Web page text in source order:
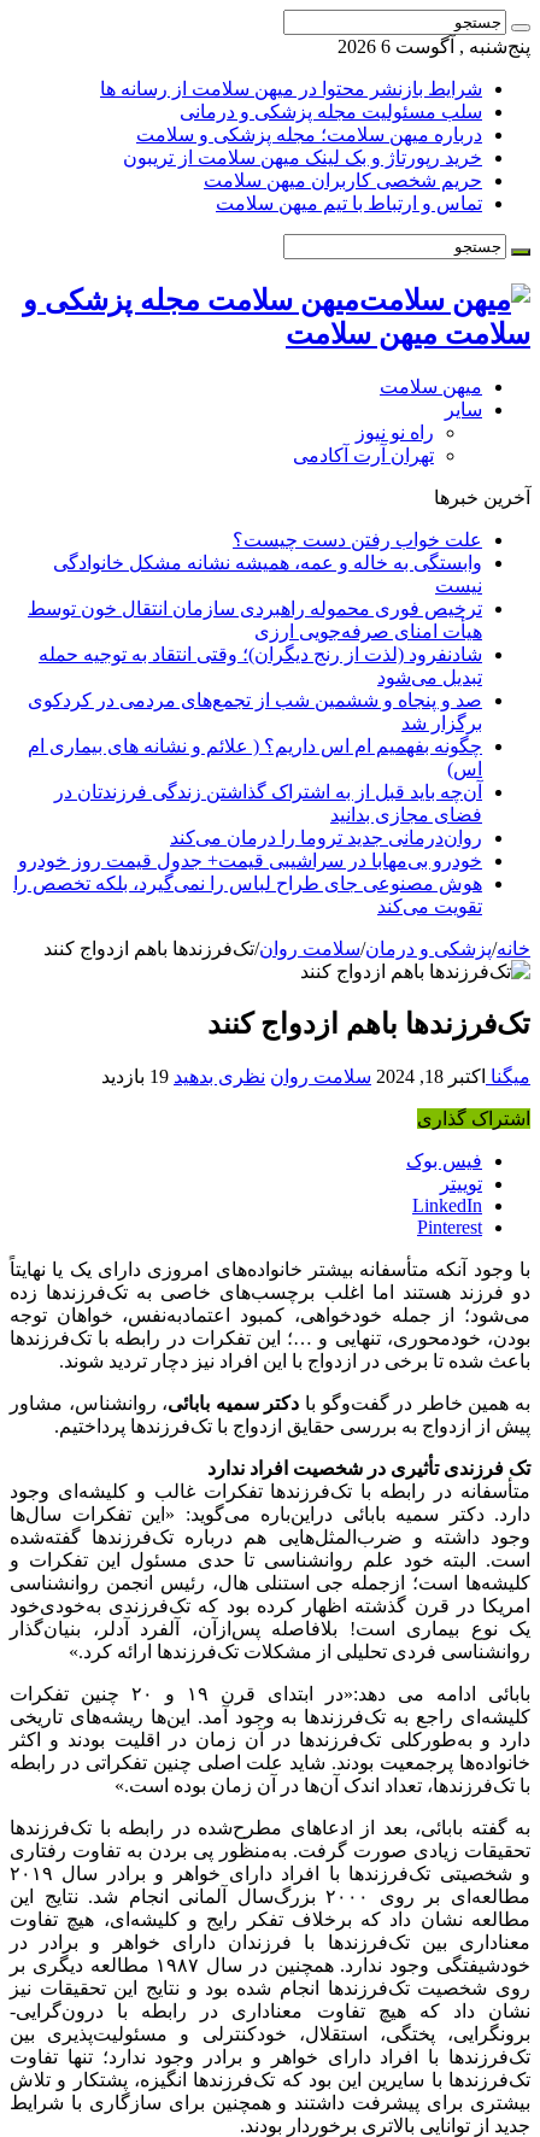
پنج‌شنبه , آگوست 6 2026
شرایط بازنشر محتوا در میهن سلامت از رسانه ها
سلب مسئولیت مجله پزشکی و درمانی
درباره میهن سلامت؛ مجله پزشکی و سلامت
خرید رپورتاژ و بک لینک میهن سلامت از تریبون
حریم شخصی کاربران میهن سلامت
تماس و ارتباط با تیم میهن سلامت
میهن سلامت مجله پزشکی و
سلامت میهن سلامت
میهن سلامت
سایر
راه نو نیوز
تهران آرت آکادمی
آخرین خبرها
علت خواب رفتن دست چیست؟
وابستگی به خاله و عمه، همیشه نشانه مشکل خانوادگی
نیست
ترخیص فوری محموله راهبردی سازمان انتقال خون توسط
هیأت امنای صرفه‌جویی ارزی
شادنفرود (لذت از رنج دیگران)؛ وقتی انتقاد به توجیه حمله
تبدیل می‌شود
صد و پنجاه‌ و ششمین شب از تجمع‌های مردمی در کردکوی
برگزار شد
چگونه بفهمیم ام اس داریم؟ ( علائم و نشانه های بیماری ام
اس)
آن‌چه باید قبل از به اشتراک گذاشتن زندگی فرزندتان در
فضای مجازی بدانید
روان‌درمانی جدید تروما را درمان می‌کند
خودرو بی‌مهابا در سراشیبی قیمت+ جدول قیمت روز خودرو
هوش مصنوعی جای طراح لباس را نمی‌گیرد، بلکه تخصص را
تقویت می‌کند
خانه/پزشکی و درمان/سلامت روان/تک‌فرزندها باهم ازدواج کنند
تک‌فرزندها باهم ازدواج کنند
میگنا اکتبر 18, 2024 سلامت روان نظری بدهید 19 بازدید
اشتراک گذاری
فیس بوک
توییتر
LinkedIn
Pinterest
با وجود آنکه متأسفانه بیشتر خانواده‌های امروزی دارای یک یا نهایتاً
دو فرزند هستند اما اغلب برچسب‌های خاصی به تک‌فرزندها زده
می‌شود؛ از جمله خودخواهی، کمبود اعتمادبه‌نفس، خواهان توجه
بودن، خودمحوری، تنهایی و …؛ این تفکرات در رابطه با تک‌فرزندها
باعث شده تا برخی در ازدواج با این افراد نیز دچار تردید شوند.
به همین خاطر در گفت‌وگو با دکتر سمیه بابائی، روانشناس، مشاور
پیش از ازدواج به بررسی حقایق ازدواج با تک‌فرزندها پرداختیم.
تک فرزندی تأثیری در شخصیت افراد ندارد
متأسفانه در رابطه با تک‌فرزندها تفکرات غالب و کلیشه‌ای وجود
دارد. دکتر سمیه بابائی دراین‌باره می‌گوید: «این تفکرات سال‌ها
وجود داشته و ضرب‌المثل‌هایی هم درباره تک‌فرزندها گفته‌شده
است. البته خود علم روانشناسی تا حدی مسئول این تفکرات و
کلیشه‌ها است؛ ازجمله جی استنلی هال، رئیس انجمن روانشناسی
امریکا در قرن گذشته اظهار کرده بود که تک‌فرزندی به‌خودی‌خود
یک نوع بیماری است! بلافاصله پس‌ازآن، آلفرد آدلر، بنیان‌گذار
روانشناسی فردی تحلیلی از مشکلات تک‌فرزندها ارائه کرد.»
بابائی ادامه می دهد:«در ابتدای قرن ۱۹ و ۲۰ چنین تفکرات
کلیشه‌ای راجع به تک‌فرزندها به وجود آمد. این‌ها ریشه‌های تاریخی
دارد و به‌طورکلی تک‌فرزندها در آن زمان در اقلیت بودند و اکثر
خانواده‌ها پرجمعیت بودند. شاید علت اصلی چنین تفکراتی در رابطه
با تک‌فرزندها، تعداد اندک آن‌ها در آن زمان بوده است.»
به گفته بابائی، بعد از ادعاهای مطرح‌شده در رابطه با تک‌فرزندها
تحقیقات زیادی صورت گرفت. به‌منظور پی بردن به تفاوت رفتاری
و شخصیتی تک‌فرزندها با افراد دارای خواهر و برادر سال ۲۰۱۹
مطالعه‌ای بر روی ۲۰۰۰ بزرگ‌سال آلمانی انجام شد. نتایج این
مطالعه نشان داد که برخلاف تفکر رایج و کلیشه‌ای، هیچ تفاوت
معناداری بین تک‌فرزندها با فرزندان دارای خواهر و برادر در
خودشیفتگی وجود ندارد. همچنین در سال ۱۹۸۷ مطالعه دیگری بر
روی شخصیت تک‌فرزندها انجام شده بود و نتایج این تحقیقات نیز
نشان داد که هیچ تفاوت معناداری در رابطه با درون‌گرایی-
برونگرایی، پختگی، استقلال، خودکنترلی و مسئولیت‌پذیری بین
تک‌فرزندها با افراد دارای خواهر و برادر وجود ندارد؛ تنها تفاوت
تک‌فرزندها با سایرین این بود که تک‌فرزندها انگیزه، پشتکار و تلاش
بیشتری برای پیشرفت داشتند و همچنین برای سازگاری با شرایط
جدید از توانایی بالاتری برخوردار بودند.